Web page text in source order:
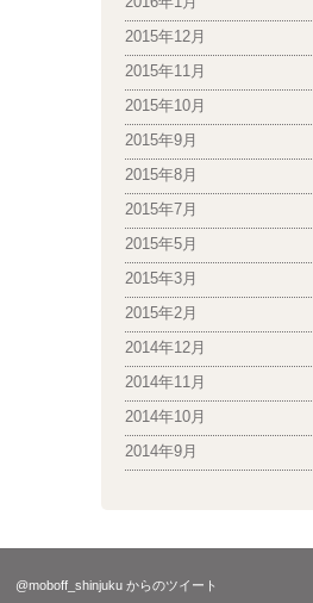
2015年12月
2015年11月
2015年10月
2015年9月
2015年8月
2015年7月
2015年5月
2015年3月
2015年2月
2014年12月
2014年11月
2014年10月
2014年9月
@moboff_shinjuku からのツイート